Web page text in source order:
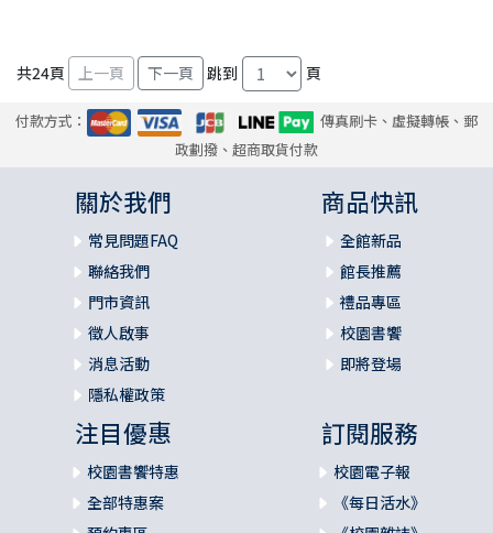
共24頁 跳到 頁
付款方式：
傳真刷卡、虛擬轉帳、郵
政劃撥、超商取貨付款
關於我們
常見問題FAQ
聯絡我們
門市資訊
徵人啟事
消息活動
隱私權政策
商品快訊
全館新品
館長推薦
禮品專區
校園書饗
即將登場
注目優惠
校園書饗特惠
全部特惠案
訂閱服務
校園電子報
《每日活水》